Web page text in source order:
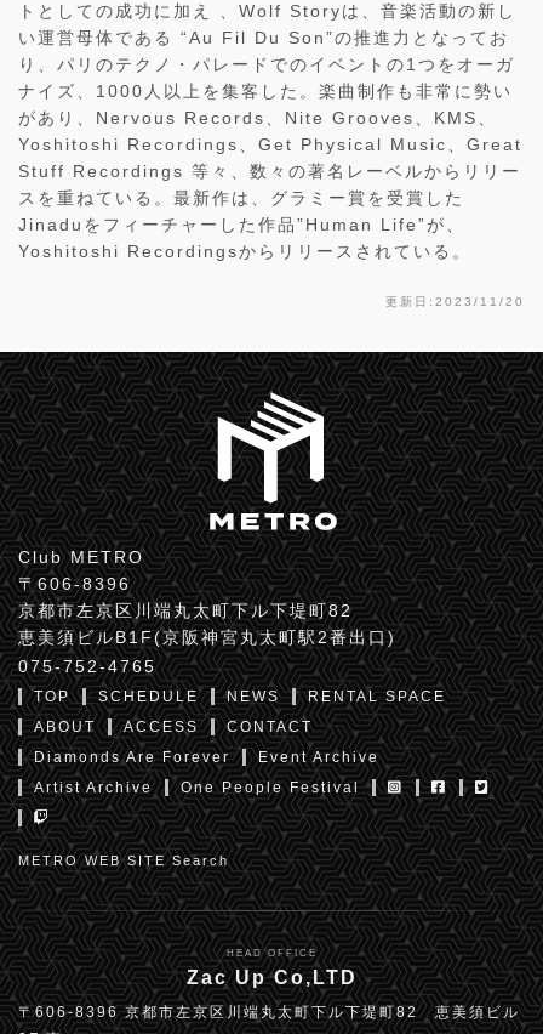
トとしての成功に加え 、Wolf Storyは、音楽活動の新し
い運営母体である “Au Fil Du Son”の推進力となってお
り、パリのテクノ・パレードでのイベントの1つをオーガ
ナイズ、1000人以上を集客した。楽曲制作も非常に勢い
があり、Nervous Records、Nite Grooves、KMS、
Yoshitoshi Recordings、Get Physical Music、Great
Stuff Recordings 等々、数々の著名レーベルからリリー
スを重ねている。最新作は、グラミー賞を受賞した
Jinaduをフィーチャーした作品”Human Life”が、
Yoshitoshi Recordingsからリリースされている。
更新日:2023/11/20
Club METRO
〒606-8396
京都市左京区川端丸太町下ル下堤町82
恵美須ビルB1F(京阪神宮丸太町駅2番出口)
075-752-4765
TOP SCHEDULE NEWS
RENTAL SPACE
ABOUT
ACCESS
CONTACT
Diamonds Are Forever
Event Archive
Artist Archive
One People Festival
METRO WEB SITE Search
HEAD OFFICE
Zac Up Co,LTD
〒606-8396 京都市左京区川端丸太町下ル下堤町82 恵美須ビル